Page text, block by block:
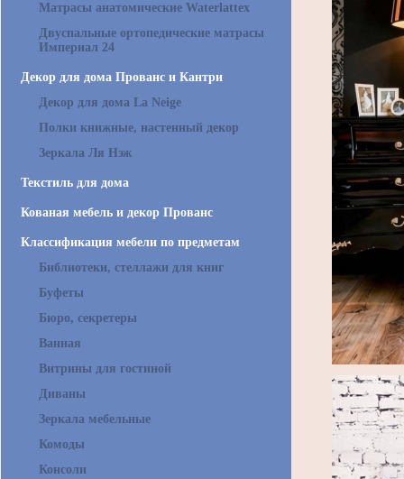
Матрасы анатомические Waterlattex
Двуспальные ортопедические матрасы
Империал 24
Декор для дома Прованс и Кантри
Декор для дома La Neige
Полки книжные, настенный декор
Зеркала Ля Нэж
Текстиль для дома
Кованая мебель и декор Прованс
Классификация мебели по предметам
Библиотеки, стеллажи для книг
Буфеты
Бюро, секретеры
Ванная
Витрины для гостиной
Диваны
Зеркала мебельные
Комоды
Консоли